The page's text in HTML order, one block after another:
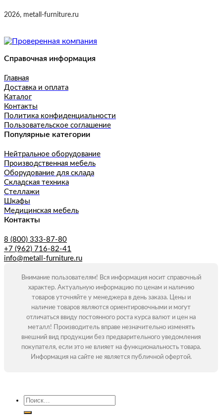
2026, metall-furniture.ru
Справочная информация
Главная
Доставка и оплата
Каталог
Контакты
Политика конфиденциальности
Пользовательское соглашение
Популярные категории
Нейтральное оборудование
Производственная мебель
Оборудование для склада
Складская техника
Стеллажи
Шкафы
Медицинская мебель
Контакты
8 (800) 333-87-80
+7 (962) 716-82-41
info@metall-furniture.ru
Внимание пользователям! Вся информация носит справочный
характер. Актуальную информацию по ценам и наличию
товаров уточняйте у менеджера в день заказа. Цены и
наличие товаров являются ориентировочными и могут
отличаться ввиду постоянного роста курса валют и цен на
металл! Производитель вправе незначительно изменять
внешний вид продукции без предварительного уведомления
покупателя, если это не влияет на функциональность товара.
Информация на сайте не является публичной офертой.
Искать: